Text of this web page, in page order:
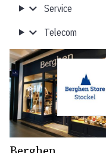
Service
Telecom